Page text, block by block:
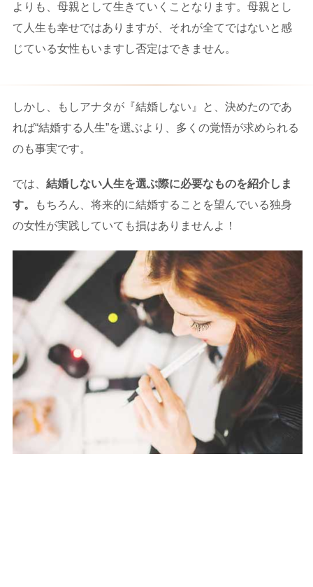
よりも、母親として生きていくことなります。母親とし
て人生も幸せではありますが、それが全てではないと感
じている女性もいますし否定はできません。
しかし、もしアナタが『結婚しない』と、決めたのであ
れば“結婚する人生”を選ぶより、多くの覚悟が求められる
のも事実です。
では、 結婚しない人生を選ぶ際に必要なものを紹介しま
す。
もちろん、将来的に結婚することを望んでいる独身
の女性が実践していても損はありませんよ！